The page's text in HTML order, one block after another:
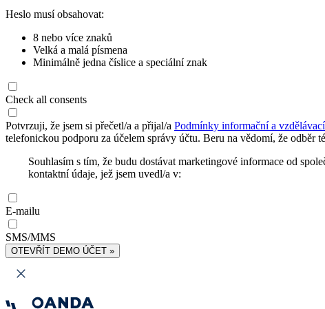
Heslo musí obsahovat:
8 nebo více znaků
Velká a malá písmena
Minimálně jedna číslice a speciální znak
Check all consents
Potvrzuji, že jsem si přečetl/a a přijal/a Podmínky informační a vzdělávací
telefonickou podporu za účelem správy účtu. Beru na vědomí, že odběr
Souhlasím s tím, že budu dostávat marketingové informace od
kontaktní údaje, jež jsem uvedl/a v:
E-mailu
SMS/MMS
OTEVŘÍT DEMO ÚČET »